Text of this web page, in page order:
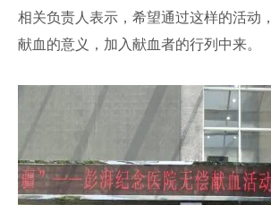
相关负责人表示，希望通过这样的活动
献血的意义，加入献血者的行列中来。